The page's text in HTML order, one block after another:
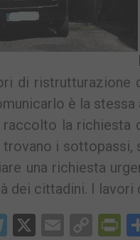
di ristrutturazione
è la
raccolto la
i sottopassi,
una richiesta
dei cittadini. I lavori
Telegram
X Email